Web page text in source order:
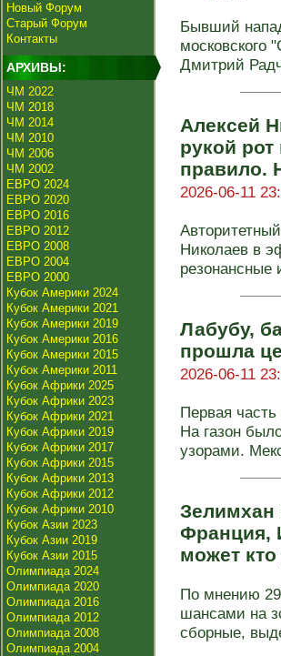
Новый Форум
Старый Форум
Контакты
АРХИВЫ:
ЧМ 2022
ЧМ 2018
ЧМ 2014
ЧМ 2010
ЧМ 2006
ЧМ 2002
ЕВРО 2024
ЕВРО 2020
ЕВРО 2016
ЕВРО 2012
ЕВРО 2008
ЕВРО 2004
ЕВРО 2000
Кубок Америки 2024
Кубок Америки 2021
Кубок Америки 2019
Кубок Америки 2016
Кубок Америки 2015
Кубок Америки 2011
Кубок Африки 2025
Кубок Африки 2023
Кубок Африки 2021
Кубок Африки 2019
Кубок Африки 2017
Кубок Африки 2015
Кубок Африки 2013
Кубок Африки 2012
Кубок Африки 2010
Кубок Азии 2023
Кубок Азии 2019
Кубок Азии 2015
Олимпиада 2024
Олимпиада 2020
Олимпиада 2016
Олимпиада 2012
Олимпиада 2008
Олимпиада 2004
Бывший
московского
Дмитрий
Алексей
рукой
правило.
2026-06-11
Николаев в
резонансные
Лабубу,
прошла
2026-06-11
Первая
На газон
узорами.
Франция,
может
По мнению
шансами на
сборные,